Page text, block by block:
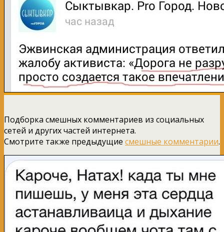
Подборка смешных комментариев из социальных
сетей и других частей интернета.
Смотрите также предыдущие смешные комментарии.